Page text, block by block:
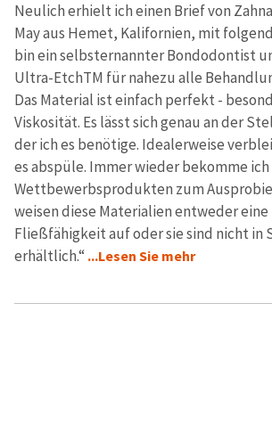
Neulich erhielt ich einen Brief von
May aus Hemet, Kalifornien, mit
bin ein selbsternannter Bondodontist
Ultra-EtchTM für nahezu alle
Das Material ist einfach perfekt -
Viskosität. Es lässt sich genau an der
der ich es benötige. Idealerweise
es abspüle. Immer wieder bekomme
Wettbewerbsprodukten zum
weisen diese Materialien entweder
Fließfähigkeit auf oder sie sind nicht in
erhältlich.“...Lesen Sie mehr